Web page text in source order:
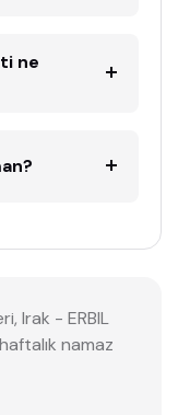
ne
Irak - ERBIL
namaz